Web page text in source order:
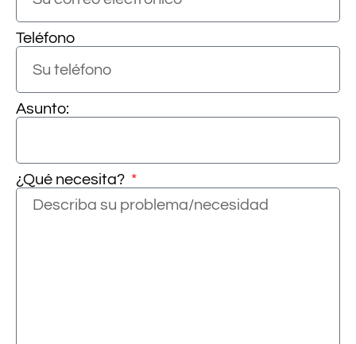
Teléfono
Asunto:
¿Qué necesita?